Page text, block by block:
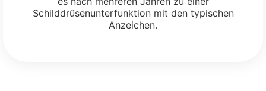
Schilddrüsenunterfunktion mit den typischen
Anzeichen.